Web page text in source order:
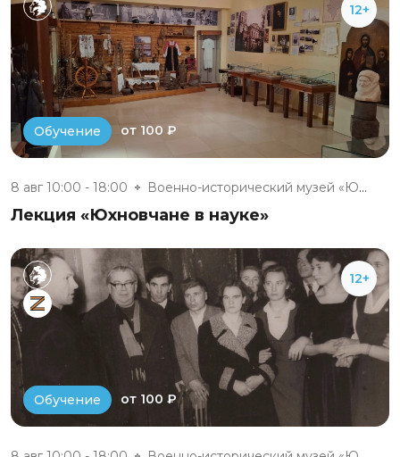
12+
Обучение от 100 ₽
8 авг 10:00 - 18:00 Военно-исторический музей «Юхн...
Лекция «Юхновчане в науке»
12+
Обучение от 100 ₽